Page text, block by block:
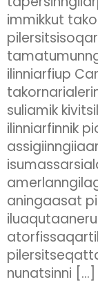
immikkut
ilinniarfiup
suliamik
ilinniarfinnik
aningaasat
nunatsinni […]